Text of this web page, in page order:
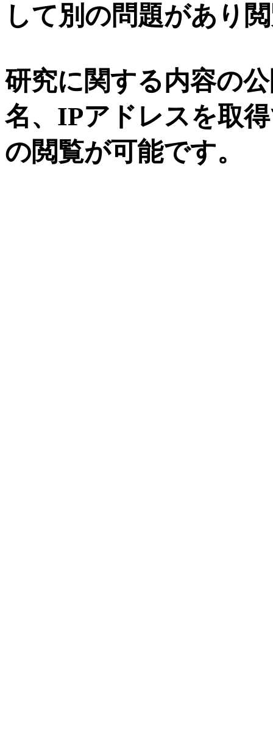
して別の問題があり
研究に関する内容の
名、IPアドレスを取
の閲覧が可能です。